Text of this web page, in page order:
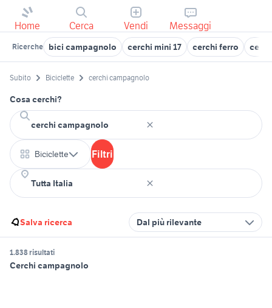
Home Cerca Vendi Messaggi
Ricerche bici campagnolo cerchi mini 17 cerchi ferro
Subito Biciclette cerchi campagnolo
Cosa cerchi?
Biciclette Filtri
Salva ricerca Dal più rilevante
1.838 risultati
Cerchi campagnolo